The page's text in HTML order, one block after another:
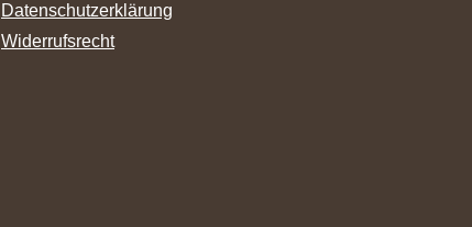
Datenschutzerklärung
Widerrufsrecht